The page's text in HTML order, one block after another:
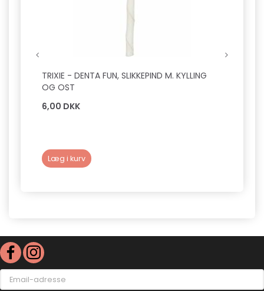
TRIXIE - DENTA FUN, SLIKKEPIND M. KYLLING
OG OST
6,00 DKK
Læg i kurv
Email-
adresse